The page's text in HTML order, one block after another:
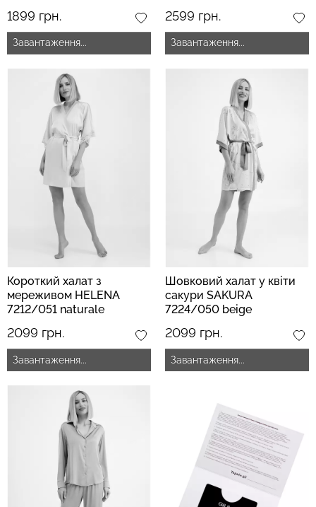
1899 грн.
Завантаження...
2599 грн.
Завантаження...
Короткий халат з
мереживом HELENA
7212/051 naturale
2099 грн.
Завантаження...
Шовковий халат у квіти
сакури SAKURA
7224/050 beige
2099 грн.
Завантаження...